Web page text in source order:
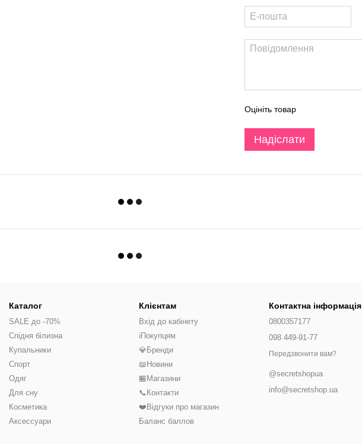
Оцініть товар
Надіслати
Каталог
SALE до -70%
Спідня білизна
Купальники
Спорт
Одяг
Для сну
Косметика
Аксессуари
Клієнтам
Вхід до кабінету
ℹ️Покупцям
💎Бренди
📖Новини
🏪Магазини
📞Контакти
❤️Відгуки про магазин
Баланс баллов
Контактна інформація
0800357177
098 449-91-77
Передзвонити вам?
@secretshopua
info@secretshop.ua